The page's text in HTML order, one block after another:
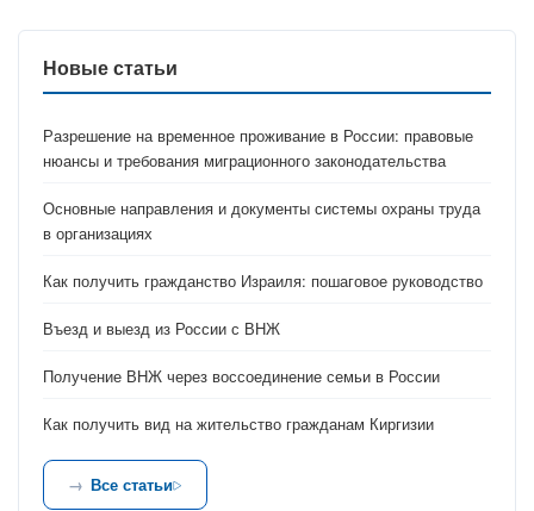
Новые статьи
Разрешение на временное проживание в России: правовые
нюансы и требования миграционного законодательства
Основные направления и документы системы охраны труда
в организациях
Как получить гражданство Израиля: пошаговое руководство
Въезд и выезд из России с ВНЖ
Получение ВНЖ через воссоединение семьи в России
Как получить вид на жительство гражданам Киргизии
Все статьи